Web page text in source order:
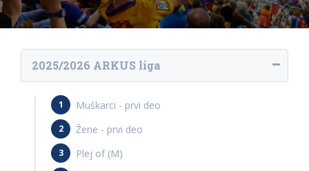
2025/2026 ARKUS liga
Muškarci - prvi deo
Žene - prvi deo
Plej of (M)